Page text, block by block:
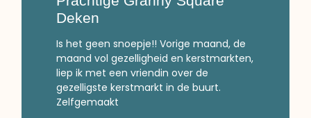
Deken
Is het geen snoepje!! Vorige maand, de
maand vol gezelligheid en kerstmarkten,
liep ik met een vriendin over de
gezelligste kerstmarkt in de buurt.
Zelfgemaakt